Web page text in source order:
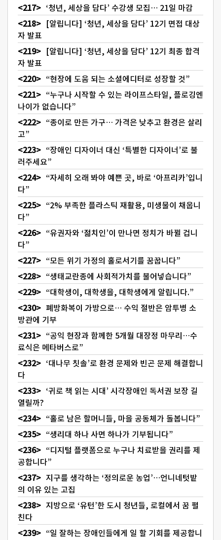
‘청년, 세상을 담다’ 수강생 모집… 21일 마감
[알립니다] ‘청년, 세상을 담다’ 12기 면접 대상
자 발표
[알립니다] ‘청년, 세상을 담다’ 12기 최종 합격
자 발표
“현장에 도움 되는 소셜에디터로 성장할 것”
“누구나 시작할 수 있는 라이프스타일, 플로깅엔
나이가 없습니다”
“종이로 만든 가구… 가격은 낮추고 환경은 살리
고”
“장애인 디자이너 대신 ‘특별한 디자이너’로 불
러주세요”
“자세히 오래 봐야 예쁜 곳, 바로 ‘아프리카’입니
다”
“2% 부족한 플라스틱 재활용, 미생물이 채웁니
다”
“유권자와 ‘젊치인’이 만나면 정치가 바뀔 겁니
다”
“모든 위기 가정의 홀로서기를 꿈꿉니다”
“생태교란종에 사회적가치를 불어넣습니다”
“대학생이, 대학생을, 대학생에게 알립니다.”
폐방화복이 가방으로… 수익 절반은 암투병 소
방관에 기부
“공익 현장과 함께한 5개월 대장정 마무리…수
료식은 메타버스로”
‘대나무 칫솔’로 환경 문제와 빈곤 문제 해결합니
다
‘귀로 책 읽는 시대’ 시각장애인 독서권 보장 길
열릴까?
“홀로 남은 할머니들, 마을 공동체가 돌봅니다”
“생리대 하나 사면 하나가 기부됩니다”
“디지털 플랫폼으로 누구나 치료받을 권리를 제
공합니다”
지구를 생각하는 ‘정의로운 농업’…언니네텃밭
의 이유 있는 고집
지방으로 ‘유턴’한 도시 청년들, 로컬에서 꿈 펼
친다
“일 잘하는 장애인들에게 일 할 기회를 제공합니